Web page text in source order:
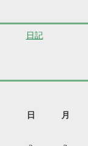
日記
日 月